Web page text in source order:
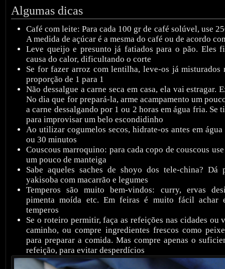
Algumas dicas
Café com leite: Para cada 100 gr de café solúvel, use
A medida de açúcar é a mesma do café ou de acordo
Leve queijo e presunto já fatiados para o pão. Eles
causa do calor, dificultando o corte
Se for fazer arroz com lentilha, leve-os já misturados
proporção de 1 para 1
Não dessalgue a carne seca em casa, ela vai estragar.
No dia que for prepará-la, arme acampamento um
a carne dessalgando por 1 ou 2 horas em água fria. Se
para improvisar um belo escondidinho
Ao utilizar cogumelos secos, hidrate-os antes em
ou 30 minutos
Couscous marroquino: para cada copo de couscous
um pouco de manteiga
Sabe aqueles saches de shoyo dos tele-china?
yakisoba com macarrão e legumes
Temperos são muito bem-vindos: curry, ervas
pimenta moída etc. Em feiras é muito fácil achar
temperos
Se o roteiro permitir, faça as refeições nas cidades ou
caminho, ou compre ingredientes frescos como
para preparar a comida. Mas compre apenas o
refeição, para evitar desperdícios